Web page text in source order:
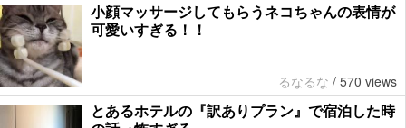
小顔マッサージしてもらうネコちゃんの表情が
可愛いすぎる！！
るなるな / 570 views
とあるホテルの『訳ありプラン』で宿泊した時